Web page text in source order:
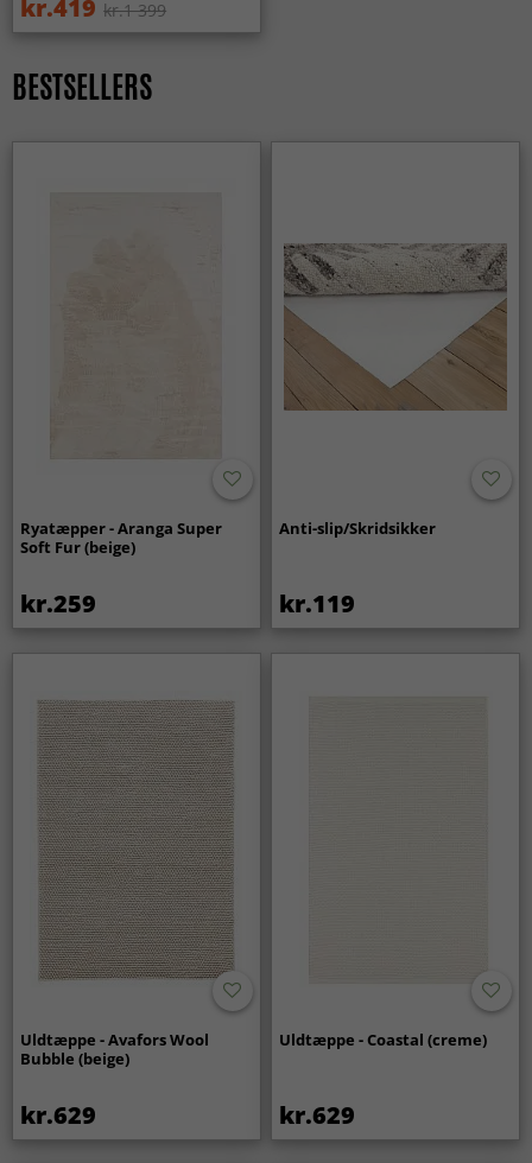
Passer Wilton-tæpper til forskellige indretningsstile?
lige godt i moderne hjem som i klassiske omgivelser.
kr.419 kr.1 399
BESTSELLERS
Ryatæpper - Aranga Super
Soft Fur (beige)
kr.259
Anti-slip/Skridsikker
kr.119
Uldtæppe - Avafors Wool
Bubble (beige)
kr.629
Uldtæppe - Coastal (creme)
kr.629